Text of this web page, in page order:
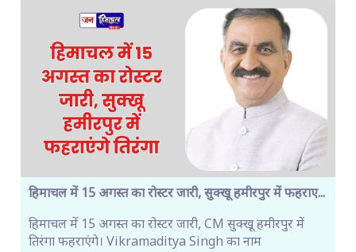
हिमाचल में 15 अगस्त का रोस्टर जारी, सुक्खू हमीरपुर में फहराए...
हिमाचल में 15 अगस्त का रोस्टर जारी, CM सुक्खू हमीरपुर में
तिरंगा फहराएंगे। Vikramaditya Singh का नाम